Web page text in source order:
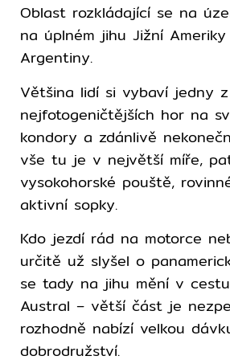
Oblast rozkládající se na
na úplném jihu Jižní
Argentiny.
Většina lidí si vybaví jedny z
nejfotogeničtějších hor na
kondory a zdánlivě
vše tu je v největší míře,
vysokohorské pouště,
aktivní sopky.
Kdo jezdí rád na motorce
určitě už slyšel o
se tady na jihu mění v
Austral – větší část je
rozhodně nabízí velkou
dobrodružství.